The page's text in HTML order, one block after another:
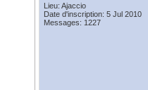
Lieu: Ajaccio
Date d'inscription: 5 Jul 2010
Messages: 1227